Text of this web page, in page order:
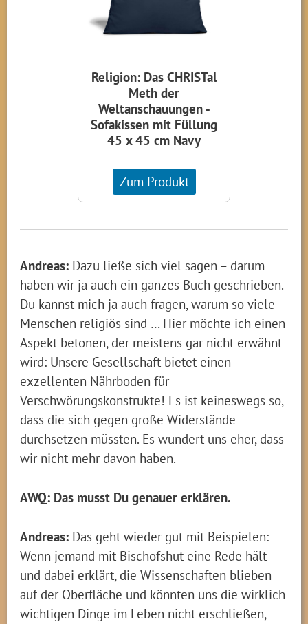
Religion: Das CHRISTal
Meth der
Weltanschauungen -
Sofakissen mit Füllung
45 x 45 cm Navy
Zum Produkt
Andreas: Dazu ließe sich viel sagen – darum
haben wir ja auch ein ganzes Buch geschrieben.
Du kannst mich ja auch fragen, warum so viele
Menschen religiös sind … Hier möchte ich einen
Aspekt betonen, der meistens gar nicht erwähnt
wird: Unsere Gesellschaft bietet einen
exzellenten Nährboden für
Verschwörungskonstrukte! Es ist keineswegs so,
dass die sich gegen große Widerstände
durchsetzen müssten. Es wundert uns eher, dass
wir nicht mehr davon haben.
AWQ: Das musst Du genauer erklären.
Andreas: Das geht wieder gut mit Beispielen:
Wenn jemand mit Bischofshut eine Rede hält
und dabei erklärt, die Wissenschaften blieben
auf der Oberfläche und könnten uns die wirklich
wichtigen Dinge im Leben nicht erschließen,